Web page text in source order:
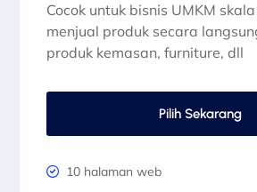
Cocok untuk bisnis UMKM
menjual produk secara
produk kemasan, furniture, dll
Pilih Sekarang
10 halaman web